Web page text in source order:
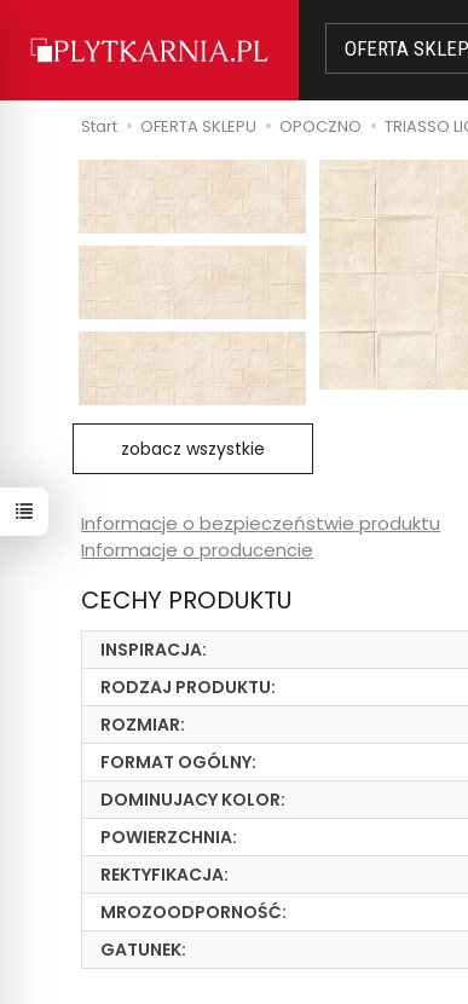
OFERTA
Start OFERTA SKLEPU OPOCZNO TRIASSO
zobacz wszystkie
Informacje o bezpieczeństwie produktu
Informacje o producencie
CECHY PRODUKTU
INSPIRACJA:
RODZAJ PRODUKTU:
ROZMIAR:
FORMAT OGÓLNY:
DOMINUJACY KOLOR:
POWIERZCHNIA:
REKTYFIKACJA:
MROZOODPORNOŚĆ:
GATUNEK: